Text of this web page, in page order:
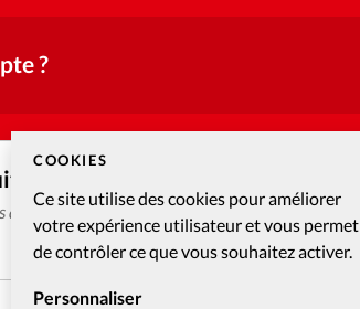
COOKIES
Ce site utilise des cookies pour améliorer
votre expérience utilisateur et vous permet
de contrôler ce que vous souhaitez activer.
Personnaliser
?
articles web réservés aux abonnés pendant 14